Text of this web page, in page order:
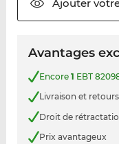
Ajouter
Avantages
Encore 1 EBT
Livraison et
Droit de
Prix avantageux